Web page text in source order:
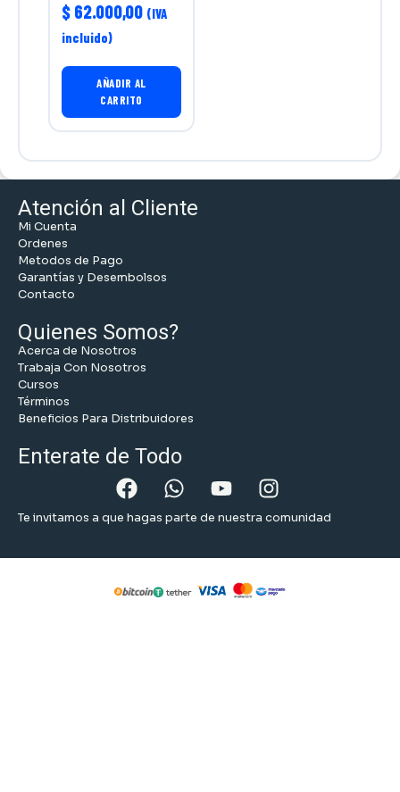
$ 62.000,00 (IVA
incluido)
AÑADIR AL
CARRITO
Atención al Cliente
Mi Cuenta
Ordenes
Metodos de Pago
Garantías y Desembolsos
Contacto
Quienes Somos?
Acerca de Nosotros
Trabaja Con Nosotros
Cursos
Términos
Beneficios Para Distribuidores
Enterate de Todo
Te invitamos a que hagas parte de nuestra comunidad